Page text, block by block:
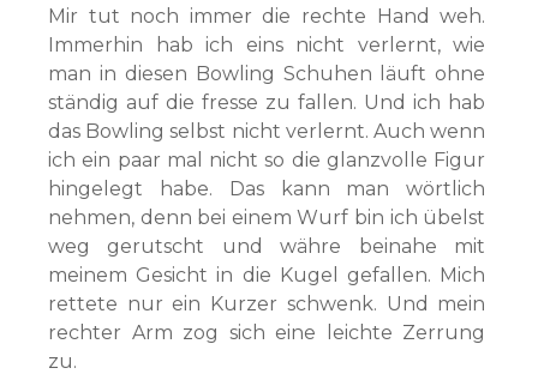
Mir tut noch immer die rechte Hand weh.
Immerhin hab ich eins nicht verlernt, wie
man in diesen Bowling Schuhen läuft ohne
ständig auf die fresse zu fallen. Und ich hab
das Bowling selbst nicht verlernt. Auch wenn
ich ein paar mal nicht so die glanzvolle Figur
hingelegt habe. Das kann man wörtlich
nehmen, denn bei einem Wurf bin ich übelst
weg gerutscht und währe beinahe mit
meinem Gesicht in die Kugel gefallen. Mich
rettete nur ein Kurzer schwenk. Und mein
rechter Arm zog sich eine leichte Zerrung
zu.